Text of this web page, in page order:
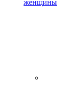
женщины